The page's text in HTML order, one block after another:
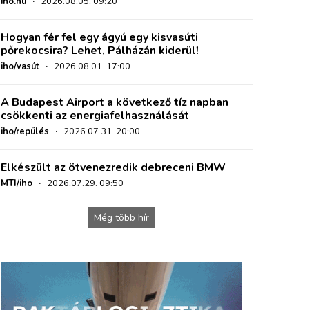
Hogyan fér fel egy ágyú egy kisvasúti
pőrekocsira? Lehet, Pálházán kiderül!
iho/vasút · 2026.08.01. 17:00
A Budapest Airport a következő tíz napban
csökkenti az energiafelhasználását
iho/repülés · 2026.07.31. 20:00
Elkészült az ötvenezredik debreceni BMW
MTI/iho · 2026.07.29. 09:50
Még több hír